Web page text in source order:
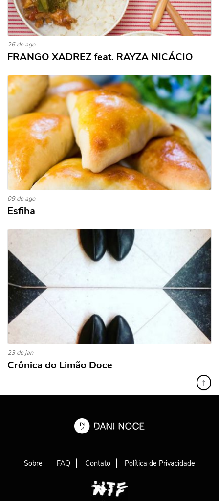
26 de ago
FRANGO XADREZ feat. RAYZA NICÁCIO
09 de ago
Esfiha
23 de jan
Crônica do Limão Doce
↑
Sobre FAQ Contato Política de Privacidade